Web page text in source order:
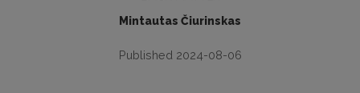
Mintautas Čiurinskas
Published 2024-08-06